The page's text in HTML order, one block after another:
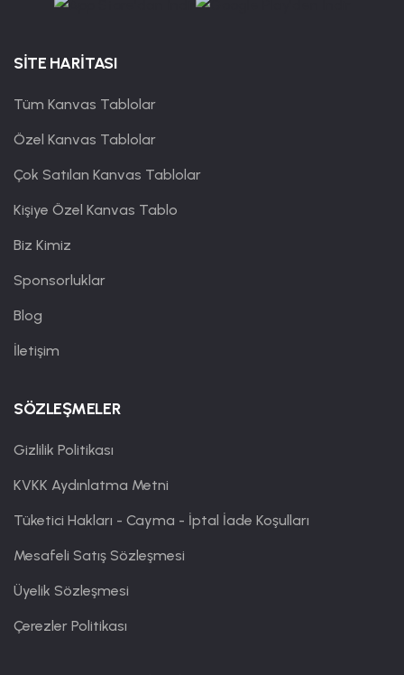
SİTE HARİTASI
Tüm Kanvas Tablolar
Özel Kanvas Tablolar
Çok Satılan Kanvas Tablolar
Kişiye Özel Kanvas Tablo
Biz Kimiz
Sponsorluklar
Blog
İletişim
SÖZLEŞMELER
Gizlilik Politikası
KVKK Aydınlatma Metni
Tüketici Hakları - Cayma - İptal İade Koşulları
Mesafeli Satış Sözleşmesi
Üyelik Sözleşmesi
Çerezler Politikası